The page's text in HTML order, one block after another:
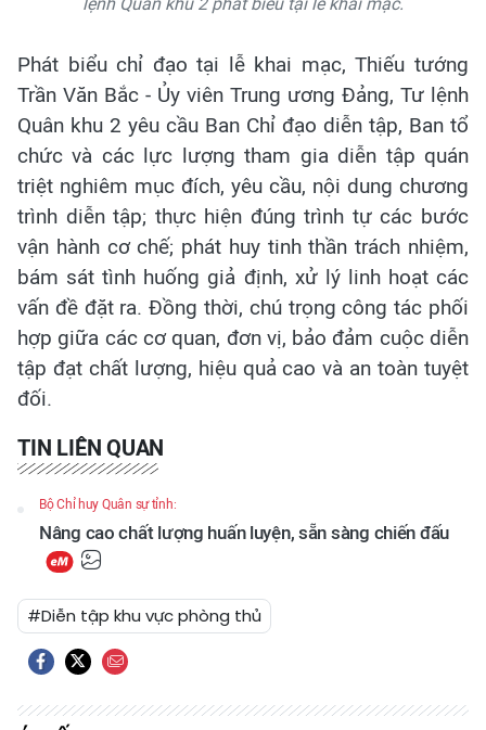
Phát biểu chỉ đạo tại lễ khai mạc, Thiếu tướng
Trần Văn Bắc - Ủy viên Trung ương Đảng, Tư lệnh
Quân khu 2 yêu cầu Ban Chỉ đạo diễn tập, Ban tổ
chức và các lực lượng tham gia diễn tập quán
triệt nghiêm mục đích, yêu cầu, nội dung chương
trình diễn tập; thực hiện đúng trình tự các bước
vận hành cơ chế; phát huy tinh thần trách nhiệm,
bám sát tình huống giả định, xử lý linh hoạt các
vấn đề đặt ra. Đồng thời, chú trọng công tác phối
hợp giữa các cơ quan, đơn vị, bảo đảm cuộc diễn
tập đạt chất lượng, hiệu quả cao và an toàn tuyệt
đối.
TIN LIÊN QUAN
Bộ Chỉ huy Quân sự tỉnh:
Nâng cao chất lượng huấn luyện, sẵn sàng chiến đấu
#Diễn tập khu vực phòng thủ